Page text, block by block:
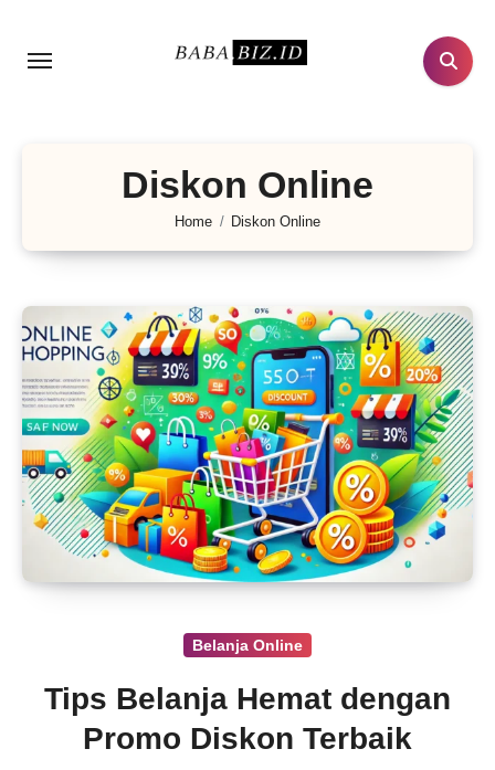
Diskon Online
Home Diskon Online
Belanja Online
Tips Belanja Hemat dengan
Promo Diskon Terbaik